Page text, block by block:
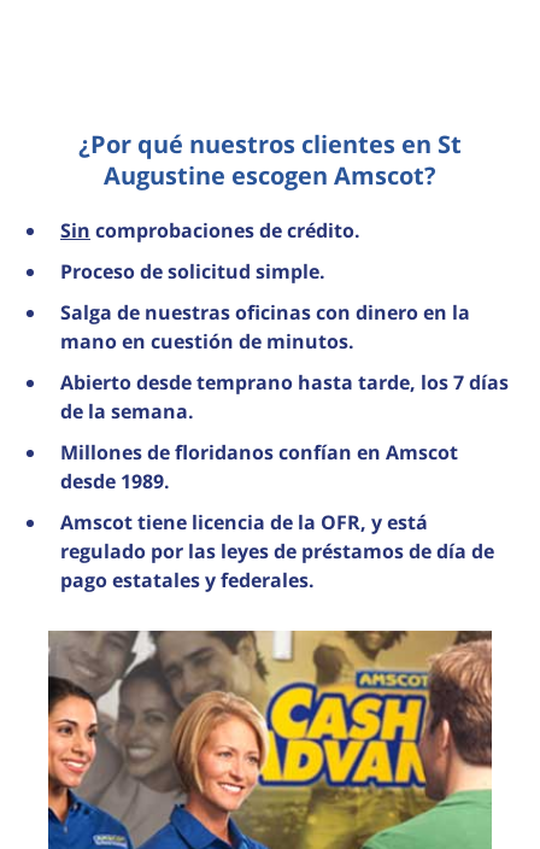
¿Por qué nuestros clientes en St
Augustine escogen Amscot?
Sin comprobaciones de crédito.
Proceso de solicitud simple.
Salga de nuestras oficinas con dinero en la
mano en cuestión de minutos.
Abierto desde temprano hasta tarde, los 7 días
de la semana.
Millones de floridanos confían en Amscot
desde 1989.
Amscot tiene licencia de la OFR, y está
regulado por las leyes de préstamos de día de
pago estatales y federales.